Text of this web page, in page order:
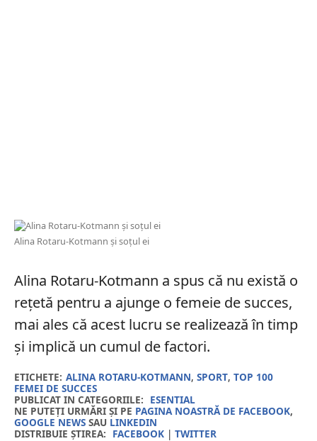
Alina Rotaru-Kotmann și soțul ei
Alina Rotaru-Kotmann a spus că nu există o
rețetă pentru a ajunge o femeie de succes,
mai ales că acest lucru se realizează în timp
și implică un cumul de factori.
ETICHETE: ALINA ROTARU-KOTMANN, SPORT, TOP 100
FEMEI DE SUCCES
PUBLICAT IN CATEGORIILE: ESENTIAL
NE PUTEȚI URMĂRI ȘI PE PAGINA NOASTRĂ DE FACEBOOK,
GOOGLE NEWSSAU LINKEDIN
DISTRIBUIE ȘTIREA: FACEBOOK| TWITTER